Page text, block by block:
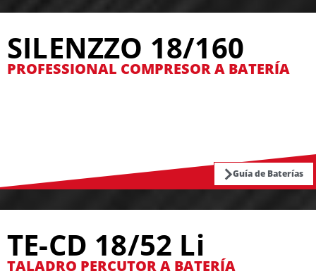
SILENZZO 18/160
PROFESSIONAL COMPRESOR A BATERÍA
Guía de Baterías
TE-CD 18/52 Li
TALADRO PERCUTOR A BATERÍA